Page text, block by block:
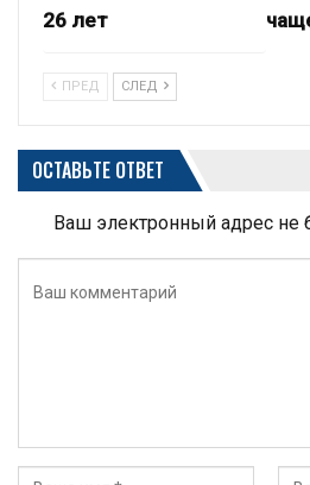
26 лет
ПРЕД СЛЕД
ОСТАВЬТЕ ОТВЕТ
Ваш электронный адрес не